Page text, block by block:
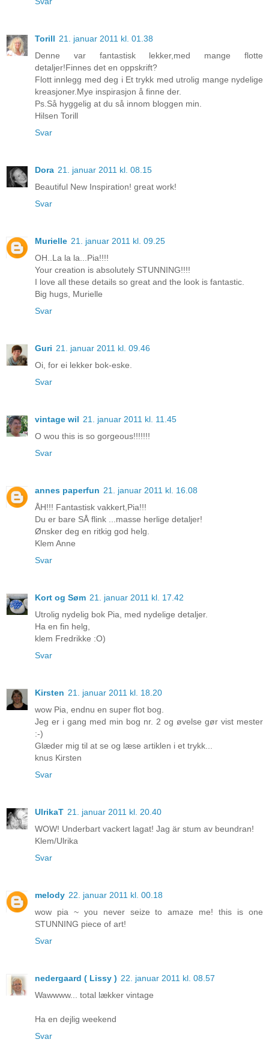
Torill 21. januar 2011 kl. 01.38
Denne var fantastisk lekker,med mange flotte
detaljer!Finnes det en oppskrift?
Flott innlegg med deg i Et trykk med utrolig mange nydelige
kreasjoner.Mye inspirasjon å finne der.
Ps.Så hyggelig at du så innom bloggen min.
Hilsen Torill
Svar
Dora 21. januar 2011 kl. 08.15
Beautiful New Inspiration! great work!
Svar
Murielle 21. januar 2011 kl. 09.25
OH..La la la...Pia!!!!
Your creation is absolutely STUNNING!!!!
I love all these details so great and the look is fantastic.
Big hugs, Murielle
Svar
Guri 21. januar 2011 kl. 09.46
Oi, for ei lekker bok-eske.
Svar
vintage wil 21. januar 2011 kl. 11.45
O wou this is so gorgeous!!!!!!!
Svar
annes paperfun 21. januar 2011 kl. 16.08
ÅH!!! Fantastisk vakkert,Pia!!!
Du er bare SÅ flink ...masse herlige detaljer!
Ønsker deg en ritkig god helg.
Klem Anne
Svar
Kort og Søm 21. januar 2011 kl. 17.42
Utrolig nydelig bok Pia, med nydelige detaljer.
Ha en fin helg,
klem Fredrikke :O)
Svar
Kirsten 21. januar 2011 kl. 18.20
wow Pia, endnu en super flot bog.
Jeg er i gang med min bog nr. 2 og øvelse gør vist mester
:-)
Glæder mig til at se og læse artiklen i et trykk...
knus Kirsten
Svar
UlrikaT 21. januar 2011 kl. 20.40
WOW! Underbart vackert lagat! Jag är stum av beundran!
Klem/Ulrika
Svar
melody 22. januar 2011 kl. 00.18
wow pia ~ you never seize to amaze me! this is one
STUNNING piece of art!
Svar
nedergaard ( Lissy ) 22. januar 2011 kl. 08.57
Wawwww... total lækker vintage
Ha en dejlig weekend
Svar